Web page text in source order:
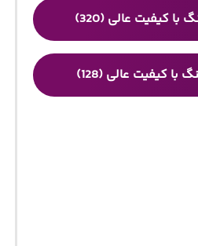
با کیفیت عالی (320)
با کیفیت عالی (128)